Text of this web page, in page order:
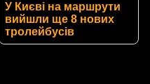
У Києві на маршрути
вийшли ще 8 нових
тролейбусів